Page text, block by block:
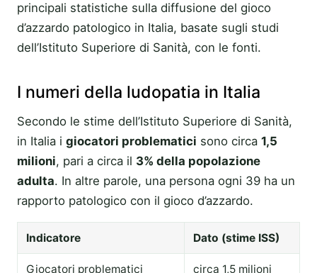
principali statistiche sulla diffusione del gioco
d’azzardo patologico in Italia, basate sugli studi
dell’Istituto Superiore di Sanità, con le fonti.
I numeri della ludopatia in Italia
Secondo le stime dell’Istituto Superiore di Sanità,
in Italia i giocatori problematici sono circa 1,5
milioni, pari a circa il 3% della popolazione
adulta. In altre parole, una persona ogni 39 ha un
rapporto patologico con il gioco d’azzardo.
Indicatore Dato (stime ISS)
Giocatori problematici circa 1,5 milioni